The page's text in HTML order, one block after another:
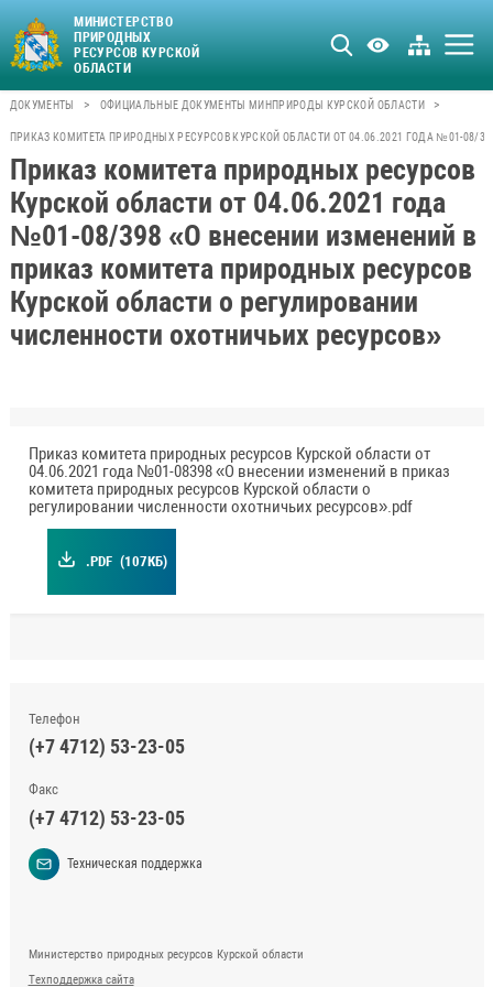
МИНИСТЕРСТВО
ПРИРОДНЫХ
РЕСУРСОВ КУРСКОЙ
ОБЛАСТИ
ДОКУМЕНТЫ > ОФИЦИАЛЬНЫЕ ДОКУМЕНТЫ МИНПРИРОДЫ КУРСКОЙ ОБЛАСТИ >
ПРИКАЗ КОМИТЕТА ПРИРОДНЫХ РЕСУРСОВ КУРСКОЙ ОБЛАСТИ ОТ 04.06.2021 ГОДА №01-
Приказ комитета природных ресурсов
Курской области от 04.06.2021 года
№01-08/398 «О внесении изменений в
приказ комитета природных ресурсов
Курской области о регулировании
численности охотничьих ресурсов»
Приказ комитета природных ресурсов Курской области от
04.06.2021 года №01-08398 «О внесении изменений в приказ
комитета природных ресурсов Курской области о
регулировании численности охотничьих ресурсов».pdf
.PDF (107КБ)
Телефон
(+7 4712) 53-23-05
Факс
(+7 4712) 53-23-05
Техническая поддержка
Министерство природных ресурсов Курской области
Техподдержка сайта